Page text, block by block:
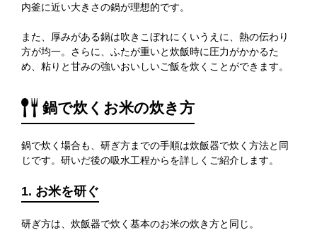
内釜に近い大きさの鍋が理想的です。
また、厚みがある鍋は吹きこぼれにくいうえに、熱の伝わり
方が均一。さらに、ふたが重いと炊飯時に圧力がかかるた
め、粘りと甘みの強いおいしいご飯を炊くことができます。
鍋で炊くお米の炊き方
鍋で炊く場合も、研ぎ方までの手順は炊飯器で炊く方法と同
じです。研いだ後の吸水工程からを詳しくご紹介します。
1. お米を研ぐ
研ぎ方は、炊飯器で炊く基本のお米の炊き方と同じ。